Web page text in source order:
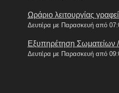
Ωράριο λειτουργίας
Δευτέρα με Παρασκευή από
Εξυπηρέτηση Σωματείων
Δευτέρα με Παρασκευή από